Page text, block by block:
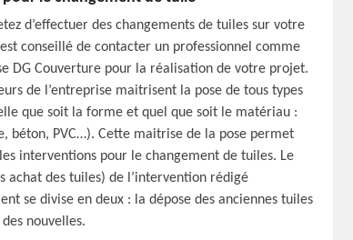
d’effectuer des changements de tuiles sur votre
conseillé de contacter un professionnel comme
DG Couverture pour la réalisation de votre projet.
de l’entreprise maitrisent la pose de tous types
que soit la forme et quel que soit le matériau :
béton, PVC…). Cette maitrise de la pose permet
les interventions pour le changement de tuiles. Le
achat des tuiles) de l’intervention rédigé
se divise en deux : la dépose des anciennes tuiles
nouvelles.